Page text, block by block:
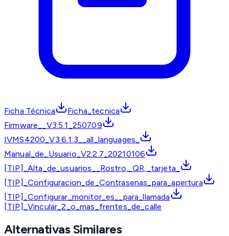
Ficha Técnica
Ficha_tecnica
Firmware__V3.5.1_250709
IVMS4200_V3.6.1.3__all_languages_
Manual_de_Usuario_V2.2.7_20210106
[TIP]_Alta_de_usuarios__Rostro,_QR,_tarjeta_
[TIP]_Configuracion_de_Contrasenas_para_apertura
[TIP]_Configurar_monitor_es__para_llamada
[TIP]_Vincular_2_o_mas_frentes_de_calle
Alternativas Similares